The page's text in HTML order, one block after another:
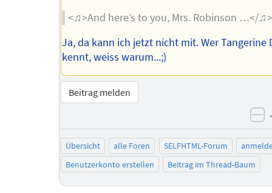
<♫>And here’s to you, Mrs. Robinson …</♫>
Ja, da kann ich jetzt nicht mit. Wer Tangerine
kennt, weiss warum...;)
Beitrag melden
Übersicht alle Foren SELFHTML-Forum
Benutzerkonto erstellen
Beitrag im Thread-Baum